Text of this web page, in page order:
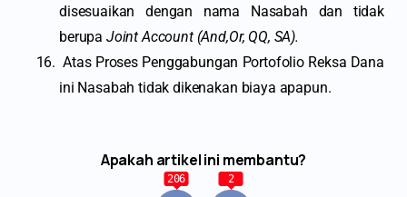
disesuaikan dengan nama Nasabah dan tidak
berupa Joint Account (And,Or, QQ, SA).
Atas Proses Penggabungan Portofolio Reksa Dana
ini Nasabah tidak dikenakan biaya apapun.
Apakah artikel ini membantu?
206 2